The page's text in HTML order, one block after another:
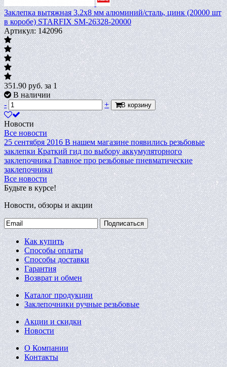
Заклепка вытяжная 3.2х8 мм алюминий/сталь, цинк (20000 шт
в коробе) STARFIX SM-26328-20000
Артикул: 142096
351.90руб.за 1
В наличии
-
+ В корзину
Новости
Все новости
25 сентября 2016 В нашем магазине появились резьбовые
заклепки Краткий гид по выбору аккумуляторного
заклепочника Главное про резьбовые пневматические
заклепочники
Все новости
Будьте в курсе!
Новости, обзоры и акции
Подписаться
Как купить
Способы оплаты
Способы доставки
Гарантия
Возврат и обмен
Каталог продукции
Заклепочники ручные резьбовые
Акции и скидки
Новости
О Компании
Контакты